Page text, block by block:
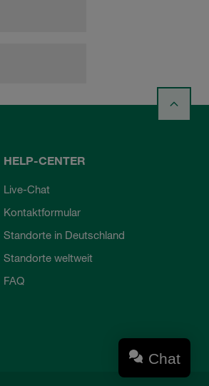
HELP-CENTER
Live-Chat
Kontaktformular
Standorte in Deutschland
Standorte weltweit
FAQ
Chat